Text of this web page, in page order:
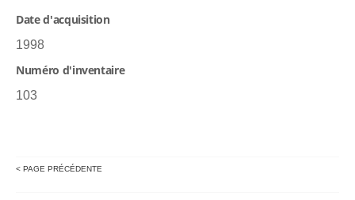
Date d'acquisition
1998
Numéro d'inventaire
103
< PAGE PRÉCÉDENTE